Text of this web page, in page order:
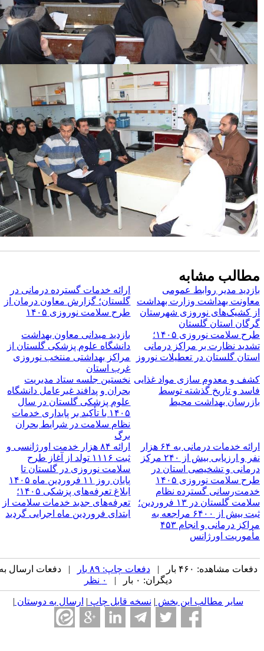
مشابه
مدیر روابط عمومی
بهداشت وزارت بهداشت
کشیک‌های نوروزی شهرستان
استان گلستان
ارائه خدمات گسترده درمانی در
گلستان؛ گزارش معاون درمان از
طرح سلامت نوروزی ۱۴۰۵
طرح سلامت نوروزی ۱۴۰۵؛
نظارت بر مراکز درمانی
گلستان در تعطیلات نوروز
بازدید میدانی معاون بهداشت
دانشگاه علوم پزشکی گلستان از
مراکز بهداشتی منتخب نوروزی
غرب استان
و معدوم سازی مواد غذایی
و تاریخ گذشته توسط
بهداشت محیط
نخستین جلسه ستاد مدیریت
بحران و پدافند غیرعامل دانشگاه
علوم پزشکی گلستان در سال
۱۴۰۵ با تأکید بر پایداری خدمات
نظام سلامت در شرایط بحران
برگ
ارائه خدمات درمانی به ۶۴ هزار
نفر و ارزیابی بیش از ۲۴۰ مرکز
و تشخیصی استان در
سلامت نوروزی ۱۴۰۵
ارائه ۸۴ هزار خدمت اورژانسی و
ثبت ۱۱۱۶ تولد از آغاز طرح
سلامت نوروزی در گلستان تا
پایان روز ۱۱ فروردین ماه ۱۴۰۵
گسترده نظام
سلامت گلستان در ۱۳ فروردین؛
ثبت بیش از ۶۴۰۰ مراجعه به
مراکز درمانی و انجام ۴۵۳
اورژانس
ابلاغ تعرفه‌های پزشکی ۱۴۰۵؛
تعرفه‌های جدید خدمات سلامت از
ابتدای فروردین ماه ‌اجرایی گردید
دفعات مشاهده: ۴۶۰ بار | دفعات چاپ: ۸۹ بار
| دفعات ارسال به
دیگران: ۰ بار |
سایر مطالب این بخش | نسخه قابل چاپ| ارسال به دوستان|